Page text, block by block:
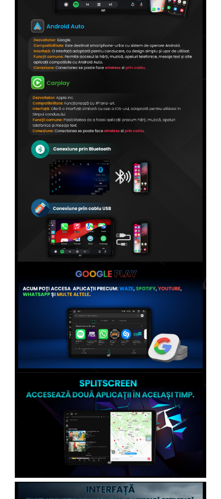
Conectică Renault
Conectică Kia
Conectică Hyundai
Conectică Mitsubishi
Conectică Seat
Conectică Porsche
Conectică Toyota
Conectică Daihatsu
Conectică Alfa Romeo
Conectică Nissan
Conectică Fiat
Conectică Citroen
Conectică Peugeot
Conectică Mazda
Conectică Subaru